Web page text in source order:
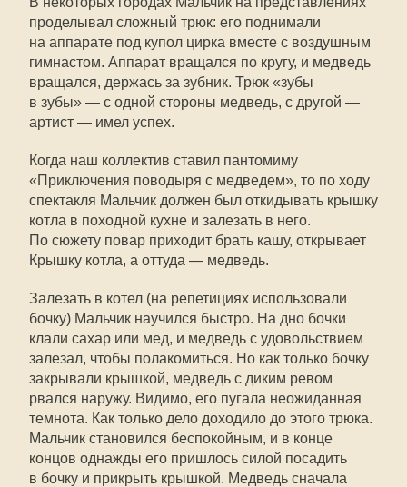
проделывал сложный трюк: его поднимали
на аппарате под купол цирка вместе с воздушным
гимнастом. Аппарат вращался по кругу, и медведь
вращался, держась за зубник. Трюк «зубы
в зубы» — с одной стороны медведь, с другой —
артист — имел успех.
Когда наш коллектив ставил пантомиму
«Приключения поводыря с медведем», то по ходу
спектакля Мальчик должен был откидывать крышку
котла в походной кухне и залезать в него.
По сюжету повар приходит брать кашу, открывает
Крышку котла, а оттуда — медведь.
Залезать в котел (на репетициях использовали
бочку) Мальчик научился быстро. На дно бочки
клали сахар или мед, и медведь с удовольствием
залезал, чтобы полакомиться. Но как только бочку
закрывали крышкой, медведь с диким ревом
рвался наружу. Видимо, его пугала неожиданная
темнота. Как только дело доходило до этого трюка.
Мальчик становился беспокойным, и в конце
концов однажды его пришлось силой посадить
в бочку и прикрыть крышкой. Медведь сначала